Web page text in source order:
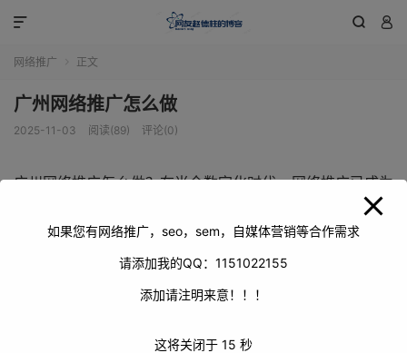
 

网络推广 正文
广州网络推广怎么做
2025-11-03 阅读(89) 评论(0)
广州网络推广怎么做？在当今数字化时代，网络推广已成为
企业提升品牌知名度、增加销售额的重要手段。广州作为中
国的经济中心之一，拥有庞大的市场和消费群体，如何做好
广州的网络推广呢？以下是一些建议。
如果您有网络推广，seo，sem，自媒体营销等合作需求
请添加我的QQ：1151022155
添加请注明来意！！！
这将关闭于 15 秒